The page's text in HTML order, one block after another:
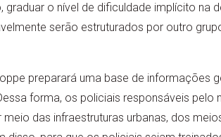
o nível de dificuldade implícito na
serão estruturados por outro
preparará uma base de informações
forma, os policiais responsáveis pelo
das infraestruturas urbanas, dos